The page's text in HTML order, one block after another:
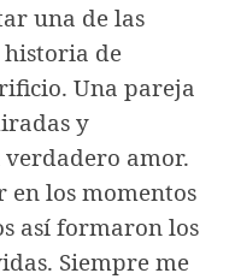
una de las
de
Una pareja
y
amor.
en los momentos
así formaron los
Siempre me